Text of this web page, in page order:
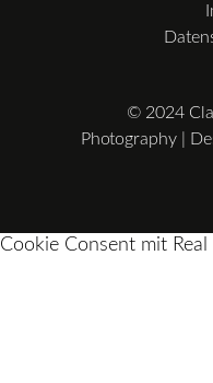
© 2024
Photography |
Cookie Consent mit